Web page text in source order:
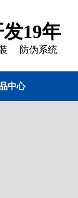
19年
防伪系统
中心